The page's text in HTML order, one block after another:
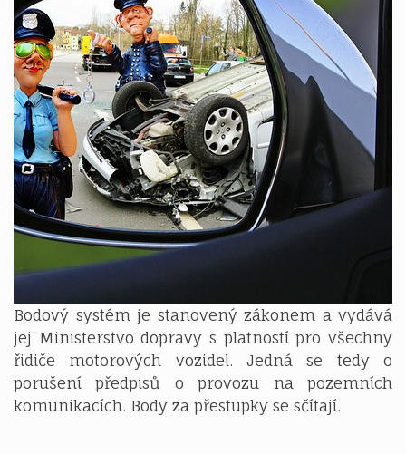
Bodový systém je stanovený zákonem a vydává
jej Ministerstvo dopravy s platností pro všechny
řidiče motorových vozidel. Jedná se tedy o
porušení předpisů o provozu na pozemních
komunikacích. Body za přestupky se sčítají.